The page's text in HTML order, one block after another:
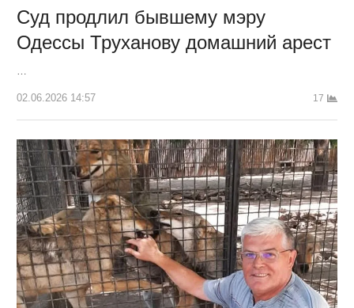
Суд продлил бывшему мэру
Одессы Труханову домашний арест
…
02.06.2026 14:57 17